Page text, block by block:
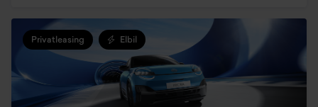
Privatleasing Elbil